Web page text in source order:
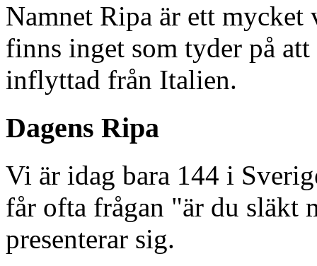
Namnet Ripa är ett
finns inget som tyder på
inflyttad från Italien.
Dagens Ripa
Vi är idag bara 144 i
får ofta frågan "är du släkt
presenterar sig.